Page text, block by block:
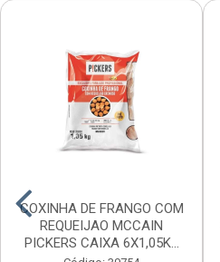
COXINHA DE FRANGO COM
REQUEIJAO MCCAIN
PICKERS CAIXA 6X1,05K...